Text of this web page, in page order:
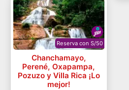
Reserva con S/50
Chanchamayo,
Perené, Oxapampa,
Pozuzo y Villa Rica ¡Lo
mejor!